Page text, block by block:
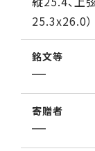
25.3x26.0）
銘文等
寄贈者